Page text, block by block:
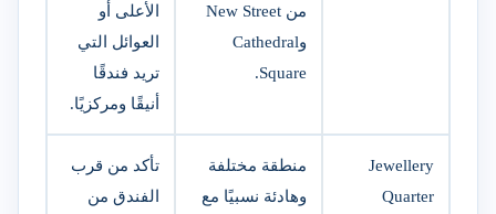
من New Street
وCathedral
Square.
الأعلى أو
العوائل التي
تريد فندقًا
أنيقًا ومركزيًا.
Jewellery
Quarter
منطقة مختلفة
وهادئة نسبيًا مع
تأكد من قرب
الفندق من